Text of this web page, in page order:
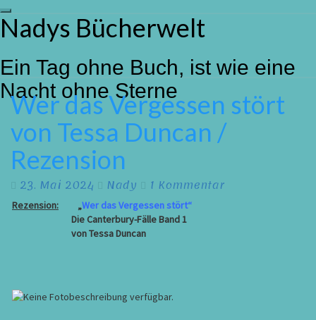
Skip
to
Toggle
navigation
Nadys Bücherwelt
Ein Tag ohne Buch, ist wie eine
Nacht ohne Sterne
Wer
das
Vergessen
stört
von
Tessa
Duncan
Rezension
Wer das Vergessen stört
von Tessa Duncan /
Rezension
23. Mai 2024 Nady Kommentare
1 Kommentar
Rezension: „Wer das Vergessen stört“
Die Canterbury-Fälle Band 1
von Tessa Duncan